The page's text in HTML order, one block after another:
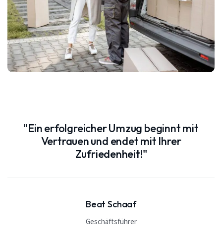
"Ein erfolgreicher Umzug beginnt mit
Vertrauen und endet mit Ihrer
Zufriedenheit!"
Beat Schaaf
Geschäftsführer